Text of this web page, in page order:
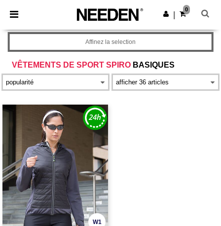
× Appli Needen
Meilleurs prix sur l’app !
Obtenir l'appli
0
VÊTEMENTS DE SPORT SPIRO BASIQUES
Affinez la selection
W1